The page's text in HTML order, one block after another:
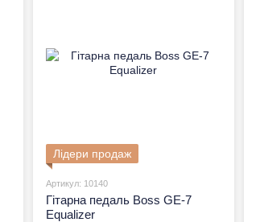
Лідери продаж
Артикул: 10140
Гітарна педаль Boss GE-7
Equalizer